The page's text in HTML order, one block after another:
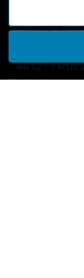
Comune di
Piazza del
- 44121 Ferrara
Codice fiscale: